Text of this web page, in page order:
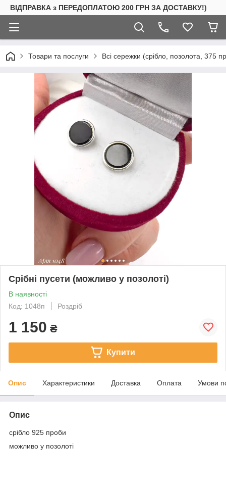
ВІДПРАВКА з ПЕРЕДОПЛАТОЮ 200 ГРН ЗА ДОСТАВКУ!)
Товари та послуги Всі сережки (срібло, позолота, 375
Срібні пусети (можливо у позолоті)
В наявності
Код: 1048п
Роздріб
1 150 ₴
Купити
Опис Характеристики Доставка Оплата Умови
Опис
срібло 925 проби
можливо у позолоті